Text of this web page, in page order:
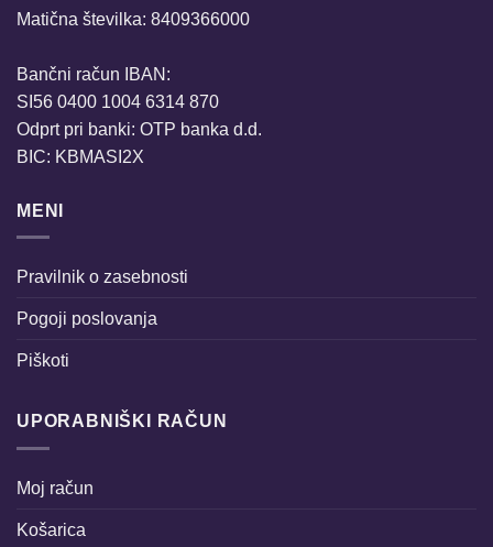
Matična številka: 8409366000
Bančni račun IBAN:
SI56 0400 1004 6314 870
Odprt pri banki: OTP banka d.d.
BIC: KBMASI2X
MENI
Pravilnik o zasebnosti
Pogoji poslovanja
Piškoti
UPORABNIŠKI RAČUN
Moj račun
Košarica